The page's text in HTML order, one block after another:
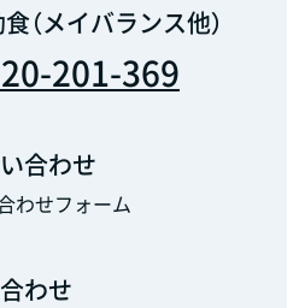
（メイバランス他）
201-369
合わせ
わせフォーム
わせ